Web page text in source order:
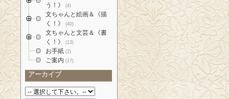
う！》
(4)
文ちゃんと絵画＆《描
く！》
(40)
文ちゃんと文芸＆《書
く！》
(13)
お手紙 (2)
ご案内 (17)
アーカイブ